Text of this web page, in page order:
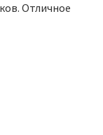
Отличное